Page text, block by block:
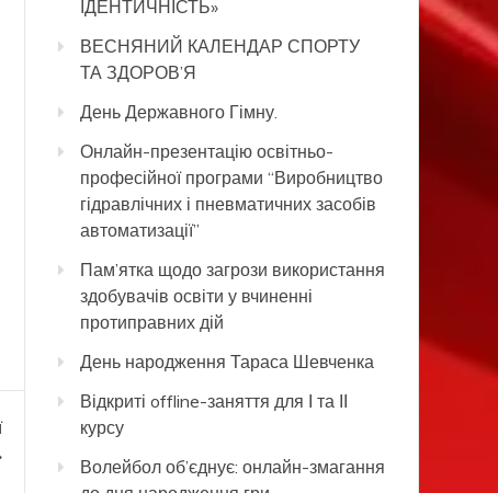
ІДЕНТИЧНІСТЬ»
ВЕСНЯНИЙ КАЛЕНДАР СПОРТУ
ТА ЗДОРОВ’Я
День Державного Гімну.
Онлайн-презентацію освітньо-
професійної програми “Виробництво
гідравлічних і пневматичних засобів
автоматизації”
Пам’ятка щодо загрози використання
здобувачів освіти у вчиненні
протиправних дій
День народження Тараса Шевченка
Відкриті offline-заняття для І та ІІ
курсу
Волейбол об’єднує: онлайн-змагання